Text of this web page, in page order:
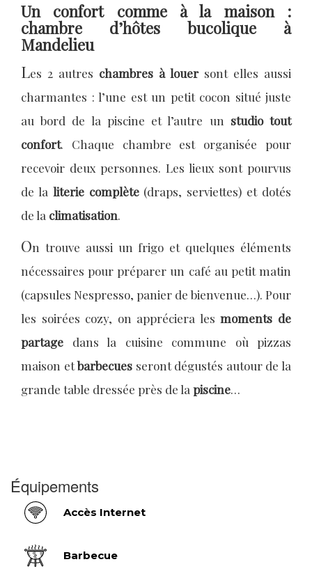
Un confort comme à la maison :
chambre d’hôtes bucolique à
Mandelieu
Les 2 autres chambres à louersont elles aussi
charmantes : l’une est un petit cocon situé juste
au bord de la piscine et l’autre un studio tout
confort. Chaque chambre est organisée pour
recevoir deux personnes. Les lieux sont pourvus
de la literie complète(draps, serviettes) et dotés
de la climatisation.
On trouve aussi un frigo et quelques éléments
nécessaires pour préparer un café au petit matin
(capsules Nespresso, panier de bienvenue…). Pour
les soirées cozy, on appréciera lesmoments de
partage dans la cuisine commune où pizzas
maison etbarbecues seront dégustés autour de la
grande table dressée près de la piscine…
Équipements
Accès Internet
Barbecue